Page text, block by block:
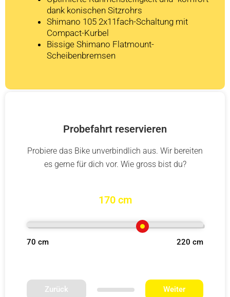
dank konischen Sitzrohrs
Shimano 105 2x11fach-Schaltung mit
Compact-Kurbel
Bissige Shimano Flatmount-
Scheibenbremsen
Probefahrt reservieren
Probiere das Bike unverbindlich aus. Wir bereiten
es gerne für dich vor. Wie gross bist du?
170 cm
70 cm 220 cm
Zurück Weiter